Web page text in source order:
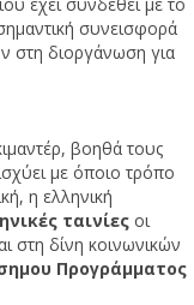
συνεισφορά
στη διοργάνωση για
βοηθά τους
με όποιο τρόπο
η ελληνική
ταινίες οι
στη δίνη κοινωνικών
Προγράμματος